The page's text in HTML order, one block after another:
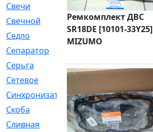
Свечи
[272]
Свечной
[2]
Седло
[7]
Сепаратор
Серьга
[27]
Сетевое
Синхронизатор
[1]
Скоба
[4]
Сливная
[6]
Ремкомплект ДВС
SR18DE [10101-33Y25]
MIZUMO